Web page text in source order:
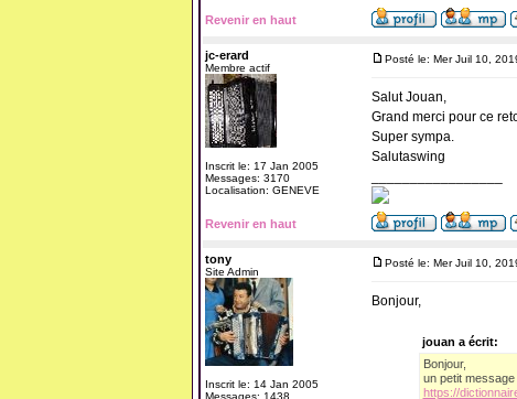
Revenir en haut
jc-erard
Membre actif
Inscrit le: 17 Jan 2005
Messages: 3170
Localisation: GENEVE
Posté le: Mer Juil 10,
Salut Jouan,
Grand merci pour ce
Super sympa.
Salutaswing
Revenir en haut
tony
Site Admin
Inscrit le: 14 Jan 2005
Messages: 1438
Posté le: Mer Juil 10,
Bonjour,
jouan a écrit:
Bonjour,
un petit
https://